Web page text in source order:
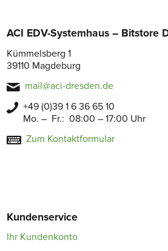
ACI EDV-Systemhaus – Bitstore
Kümmelsberg 1
39110 Magdeburg
mail@aci-dresden.de
+49 (0)39 1 6 36 65 10
Mo. – Fr.: 08:00 – 17:00 Uhr
Zum Kontaktformular
Kundenservice
Ihr Kundenkonto